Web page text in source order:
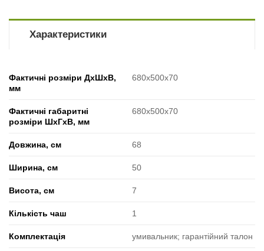
Характеристики
Фактичні розміри ДхШхВ,
мм
680x500x70
Фактичні габаритні
розміри ШхГхВ, мм
680x500x70
Довжина, см 68
Ширина, см 50
Висота, см 7
Кількість чаш 1
Комплектація умивальник; гарантійний талон